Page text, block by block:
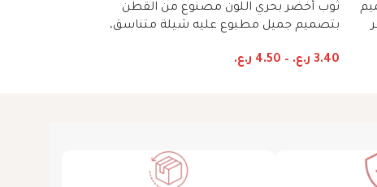
ثوب أخضر بحري اللون مصنوع من القطن
بتصميم جميل مطبوع عليه شيلة متناسق،
3.40 ر.ع. –
4.50 ر.ع.